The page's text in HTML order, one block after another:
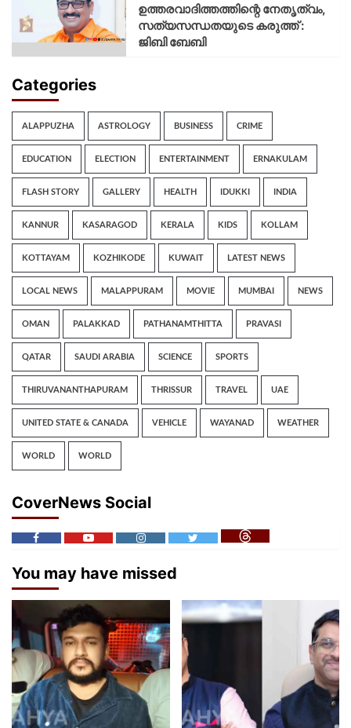
ഉത്തരവാദിത്തത്തിന്റെ നേതൃത്വം,
സത്യസന്ധതയുടെ കരുത്ത് :
ജിബി ബേബി
Categories
ALAPPUZHA ASTROLOGY BUSINESS CRIME
EDUCATION ELECTION ENTERTAINMENT ERNAKULAM
FLASH STORY GALLERY HEALTH IDUKKI INDIA
KANNUR KASARAGOD KERALA KIDS KOLLAM
KOTTAYAM KOZHIKODE KUWAIT LATEST NEWS
LOCAL NEWS MALAPPURAM MOVIE MUMBAI NEWS
OMAN PALAKKAD PATHANAMTHITTA PRAVASI
QATAR SAUDI ARABIA SCIENCE SPORTS
THIRUVANANTHAPURAM THRISSUR TRAVEL UAE
UNITED STATE & CANADA VEHICLE WAYANAD WEATHER
WORLD WORLD
CoverNews Social
You may have missed